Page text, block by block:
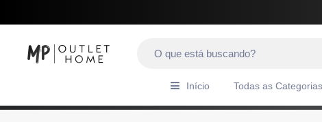
Início Todas as Categorias